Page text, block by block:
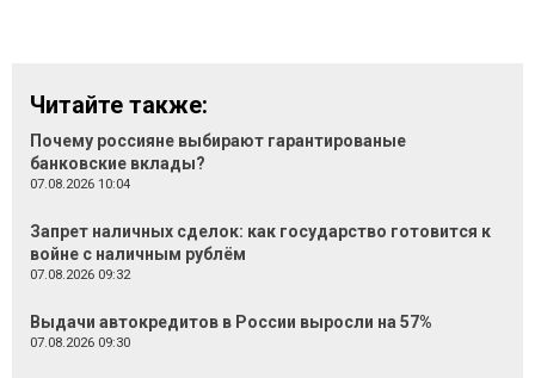
Читайте также:
Почему россияне выбирают гарантированые
банковские вклады?
07.08.2026 10:04
Запрет наличных сделок: как государство готовится к
войне с наличным рублём
07.08.2026 09:32
Выдачи автокредитов в России выросли на 57%
07.08.2026 09:30